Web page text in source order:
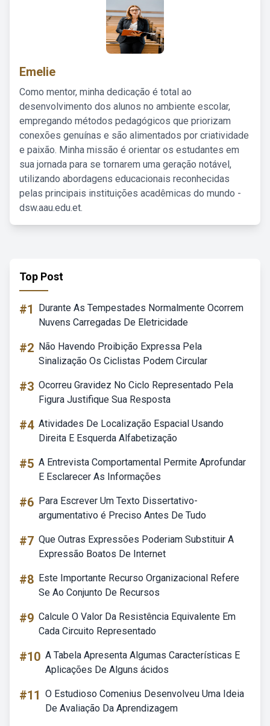
Emelie
Como mentor, minha dedicação é total ao
desenvolvimento dos alunos no ambiente escolar,
empregando métodos pedagógicos que priorizam
conexões genuínas e são alimentados por criatividade
e paixão. Minha missão é orientar os estudantes em
sua jornada para se tornarem uma geração notável,
utilizando abordagens educacionais reconhecidas
pelas principais instituições acadêmicas do mundo -
dsw.aau.edu.et.
Top Post
#1
Durante As Tempestades Normalmente Ocorrem
Nuvens Carregadas De Eletricidade
#2 Não Havendo Proibição Expressa Pela
Sinalização Os Ciclistas Podem Circular
#3 Ocorreu Gravidez No Ciclo Representado Pela
Figura Justifique Sua Resposta
#4 Atividades De Localização Espacial Usando
Direita E Esquerda Alfabetização
#5 A Entrevista Comportamental Permite Aprofundar
E Esclarecer As Informações
#6 Para Escrever Um Texto Dissertativo-
argumentativo é Preciso Antes De Tudo
#7 Que Outras Expressões Poderiam Substituir A
Expressão Boatos De Internet
#8 Este Importante Recurso Organizacional Refere
Se Ao Conjunto De Recursos
#9 Calcule O Valor Da Resistência Equivalente Em
Cada Circuito Representado
#10 A Tabela Apresenta Algumas Características E
Aplicações De Alguns ácidos
#11 O Estudioso Comenius Desenvolveu Uma Ideia
De Avaliação Da Aprendizagem